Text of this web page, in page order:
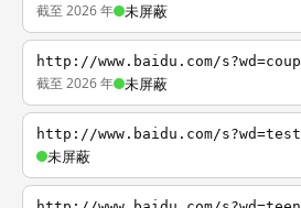
截至 2026 年 未屏蔽
http://www.baidu.com/s?wd=coup
截至 2026 年 未屏蔽
http://www.baidu.com/s?wd=test
未屏蔽